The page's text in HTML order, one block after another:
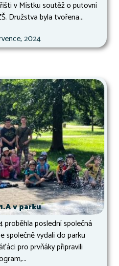
v Místku soutěž o putovní
Družstva byla tvořena...
2024
v parku
proběhla poslední společná
společně vydali do parku
pro prvňáky připravili